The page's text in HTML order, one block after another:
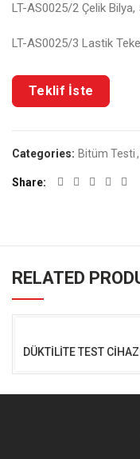
LT-AS0025/2 Çelik Bilya,
LT-AS0025/3 Lastik
Categories: Bitüm Testi,
Share
RELATED
DÜKTİLİTE TEST CİHAZI